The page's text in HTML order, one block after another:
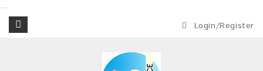
...
Login/Register